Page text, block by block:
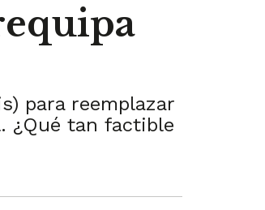
para reemplazar
¿Qué tan factible